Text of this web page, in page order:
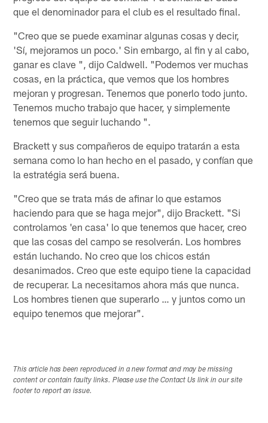
que el denominador para el club es el resultado final.
"Creo que se puede examinar algunas cosas y decir,
'Sí, mejoramos un poco.' Sin embargo, al fin y al cabo,
ganar es clave ", dijo Caldwell. "Podemos ver muchas
cosas, en la práctica, que vemos que los hombres
mejoran y progresan. Tenemos que ponerlo todo junto.
Tenemos mucho trabajo que hacer, y simplemente
tenemos que seguir luchando ".
Brackett y sus compañeros de equipo tratarán a esta
semana como lo han hecho en el pasado, y confían que
la estratégia será buena.
"Creo que se trata más de afinar lo que estamos
haciendo para que se haga mejor", dijo Brackett. "Si
controlamos 'en casa' lo que tenemos que hacer, creo
que las cosas del campo se resolverán. Los hombres
están luchando. No creo que los chicos están
desanimados. Creo que este equipo tiene la capacidad
de recuperar. La necesitamos ahora más que nunca.
Los hombres tienen que superarlo … y juntos como un
equipo tenemos que mejorar".
This article has been reproduced in a new format and may be missing
content or contain faulty links. Please use the Contact Us link in our site
footer to report an issue.